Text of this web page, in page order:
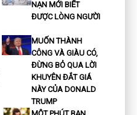
NẠN MỚI BIẾT
ĐƯỢC LÒNG NGƯỜI
MUỐN THÀNH
CÔNG VÀ GIÀU CÓ,
ĐỪNG BỎ QUA LỜI
KHUYÊN ĐẮT GIÁ
NÀY CỦA DONALD
TRUMP